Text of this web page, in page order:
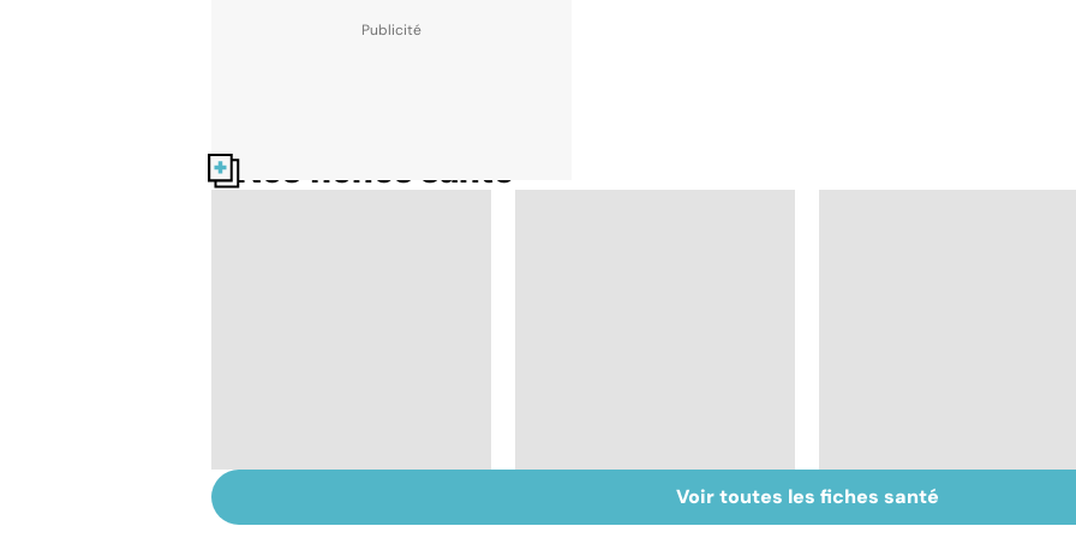
Nos fiches santé
Trisomie 21 : du
Gynéco : un suivi
Voir toutes les fiches santé